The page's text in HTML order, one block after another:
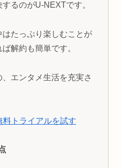
るのがU-NEXTです。
たっぷり楽しむことが
解約も簡単です。
エンタメ生活を充実さ
トライアルを試す